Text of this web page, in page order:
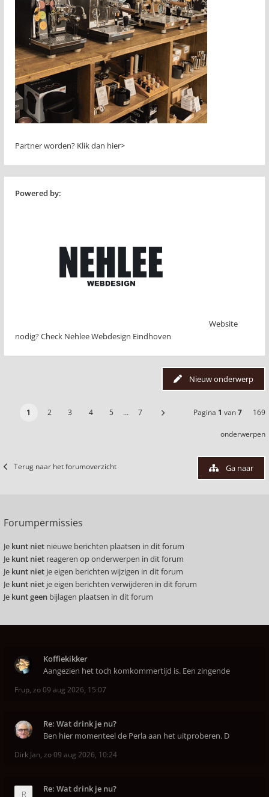
Partner worden? Klik dan hier>
Powered by:
Website
nodig? Check Nehlee Webdesign Eindhoven
Nieuw onderwerp
1 2 3 4 5 … 7 Pagina 1 van7 169
onderwerpen
Terug naar het forumoverzicht Ga naar
Forumpermissies
Je kunt niet nieuwe berichten plaatsen in dit forum
Je kunt niet reageren op onderwerpen in dit forum
Je kunt niet je eigen berichten wijzigen in dit forum
Je kunt niet je eigen berichten verwijderen in dit forum
Je kunt geen bijlagen plaatsen in dit forum
Koffiekikker
Aangezien het toch komkommertijd is. Een zingende
Frup, zo 09 aug 2026, 15:07
Re: Wat drink je nu?
Ben hier momenteel de Perla aan het uitproberen. D
Dirk Jan, zo 09 aug 2026, 10:24
Re: Wat drink je nu?